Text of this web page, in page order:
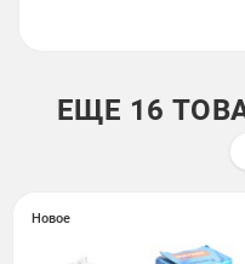
ЕЩЕ 16
Новое